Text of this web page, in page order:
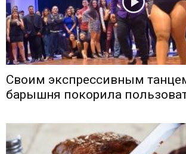
Своим экспрессивным
барышня покорила